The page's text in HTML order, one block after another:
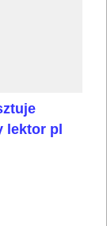
lektor pl